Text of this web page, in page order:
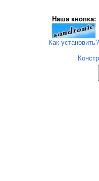
Наша кнопка:
Как установить?